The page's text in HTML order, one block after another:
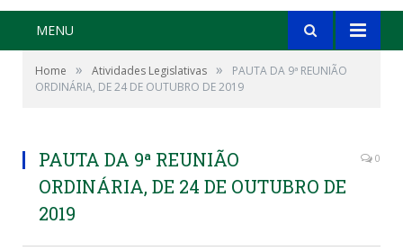
MENU
Home » Atividades Legislativas »
PAUTA DA 9ª REUNIÃO
ORDINÁRIA, DE 24 DE OUTUBRO DE 2019
PAUTA DA 9ª REUNIÃO
ORDINÁRIA, DE 24 DE OUTUBRO DE
2019
0